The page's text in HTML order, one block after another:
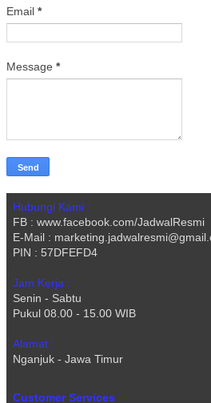
Email *
Message *
Hubungi Kami :
FB : www.facebook.com/JadwalResmi
E-Mail :
PIN : 57DFEFD4
Jam Kerja :
Senin - Sabtu
Pukul 08.00 - 15.00 WIB
Alamat :
Nganjuk - Jawa Timur
Customer Services